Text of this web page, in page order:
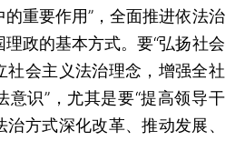
重要作用”，全面推进依法治
政的基本方式。要“弘扬社会
社会主义法治理念，增强全社
意识”，尤其是要“提高领导干
方式深化改革、推动发展、